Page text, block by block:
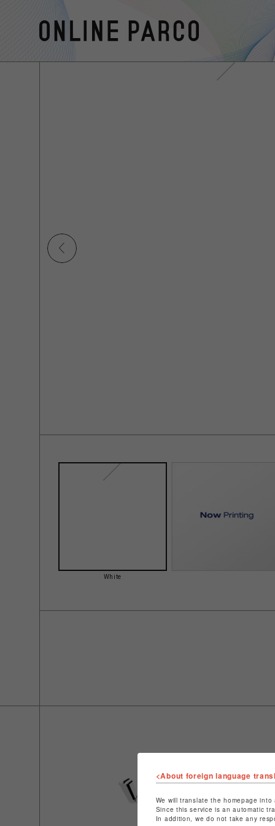
White
<About foreign language
We will translate the homepage
Since this service is an automatic
In addition, we do not take any